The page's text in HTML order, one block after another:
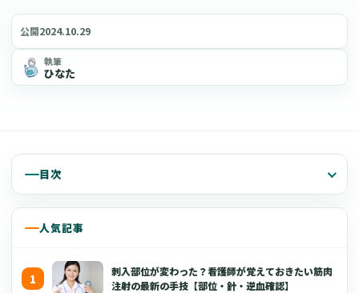
公開2024.10.29
執筆
ひなた
目次
人気記事
刺入部位が変わった？看護師が覚えておきたい筋肉
注射の最新の手技【部位・針・逆血確認】